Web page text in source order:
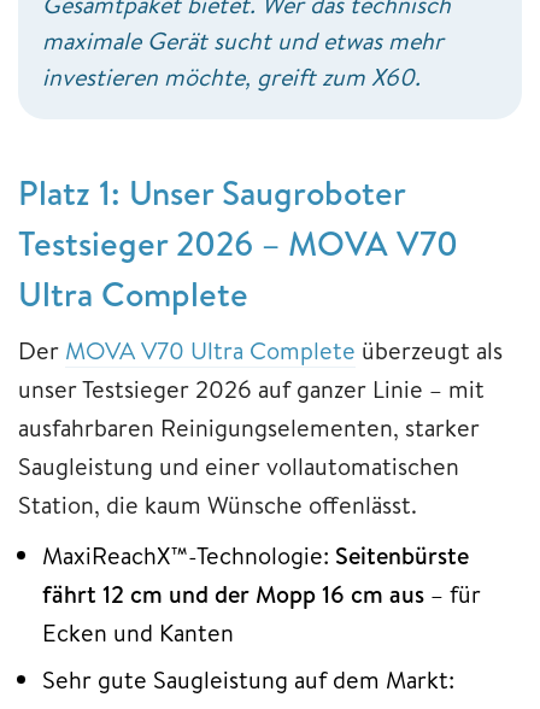
maximale Gerät sucht und etwas mehr
investieren möchte, greift zum X60.
Platz 1: Unser Saugroboter
Testsieger 2026 – MOVA V70
Ultra Complete
Der MOVA V70 Ultra Complete überzeugt als
unser Testsieger 2026 auf ganzer Linie – mit
ausfahrbaren Reinigungselementen, starker
Saugleistung und einer vollautomatischen
Station, die kaum Wünsche offenlässt.
MaxiReachX™-Technologie: Seitenbürste
fährt 12 cm und der Mopp 16 cm aus – für
Ecken und Kanten
Sehr gute Saugleistung auf dem Markt: